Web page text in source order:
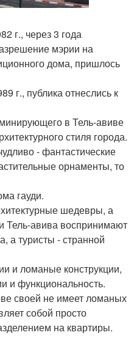
г., через 3 года
мэрии на
дома, пришлось
г., публика отнеслись к
в Тель-авиве
стиля города.
- фантастические
орнаменты, то
гауди.
шедевры, а
Тель-авива воспринимают
а туристы - странной
и ломаные конструкции,
и функциональность.
своей не имеет ломаных
собой просто
на квартиры.